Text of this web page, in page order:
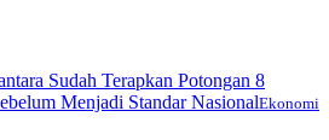
Sudah Terapkan Potongan 8
Menjadi Standar NasionalEkonomi